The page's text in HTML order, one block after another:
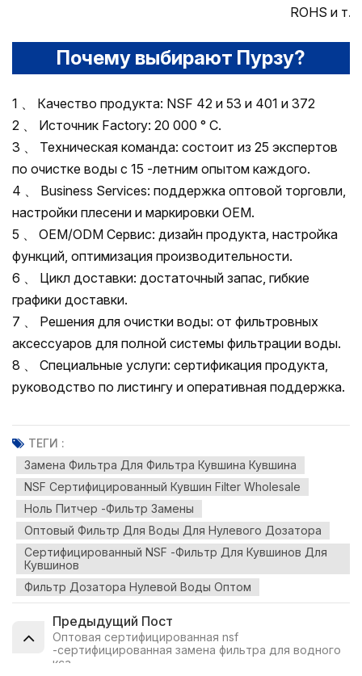
ROHS и т.
Почему выбирают Пурзу?
1 、 Качество продукта: NSF 42 и 53 и 401 и 372
2 、 Источник Factory: 20 000 ° С.
3 、 Техническая команда: состоит из 25 экспертов
по очистке воды с 15 -летним опытом каждого.
4 、 Business Services: поддержка оптовой торговли,
настройки плесени и маркировки OEM.
5 、 OEM/ODM Сервис: дизайн продукта, настройка
функций, оптимизация производительности.
6 、 Цикл доставки: достаточный запас, гибкие
графики доставки.
7 、 Решения для очистки воды: от фильтровных
аксессуаров для полной системы фильтрации воды.
8 、 Специальные услуги: сертификация продукта,
руководство по листингу и оперативная поддержка.
ТЕГИ :
Замена Фильтра Для Фильтра Кувшина Кувшина
NSF Сертифицированный Кувшин Filter Wholesale
Ноль Питчер -фильтр Замены
Оптовый Фильтр Для Воды Для Нулевого Дозатора
Сертифицированный NSF -фильтр Для Кувшинов Для
Кувшинов
Фильтр Дозатора Нулевой Воды Оптом
Предыдущий Пост
Оптовая сертифицированная nsf
-сертифицированная замена фильтра для водного
кса